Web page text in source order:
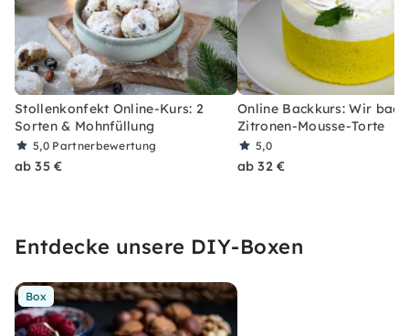
Stollenkonfekt Online-Kurs: 2
Sorten & Mohnfüllung
5,0 Partnerbewertung
ab 35 €
Online Backkurs: Wir
Zitronen-Mousse-Torte
5,0
ab 32 €
Entdecke unsere DIY-Boxen
Box